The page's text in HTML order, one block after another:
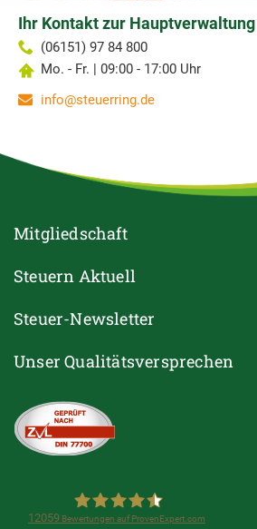
Ihr Kontakt zur Hauptverwaltung
(06151) 97 84 800
Mo. - Fr. | 09:00 - 17:00 Uhr
info@steuerring.de
Mitgliedschaft
Steuern Aktuell
Steuer-Newsletter
Unser Qualitätsversprechen
12059 Bewertungen auf ProvenExpert.com